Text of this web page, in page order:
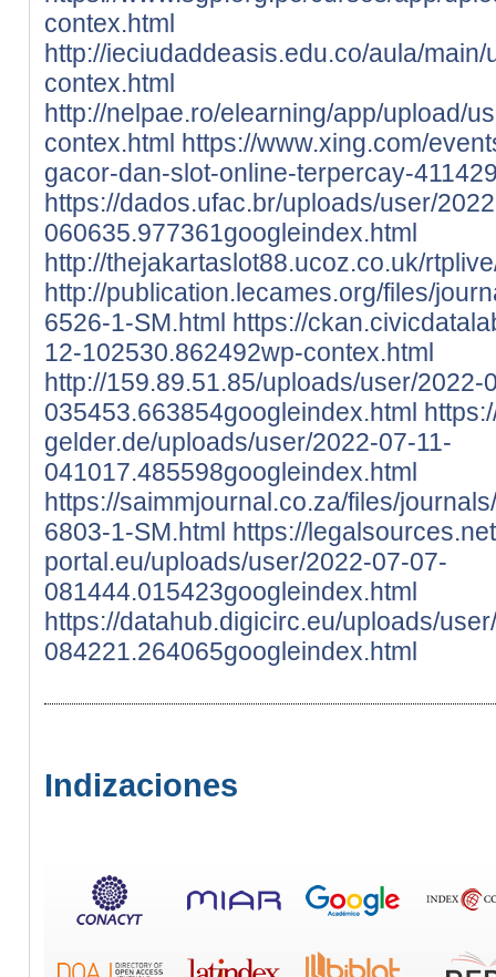
contex.html
http://ieciudaddeasis.edu.co/aula/
contex.html
http://nelpae.ro/elearning/app/upload/
contex.html https://www.xing.com/
gacor-dan-slot-online-terpercay-
https://dados.ufac.br/uploads/user/
060635.977361googleindex.html
http://thejakartaslot88.ucoz.co.uk/
http://publication.lecames.org/files/
6526-1-SM.html https://
12-102530.862492wp-contex.html
http://159.89.51.85/uploads/user/2022-
035453.663854googleindex.html
gelder.de/uploads/user/2022-07-11-
041017.485598googleindex.html
https://saimmjournal.co.za/files/
6803-1-SM.html https://
portal.eu/uploads/user/2022-07-07-
081444.015423googleindex.html
https://datahub.digicirc.eu/uploads/
084221.264065googleindex.html
Indizaciones